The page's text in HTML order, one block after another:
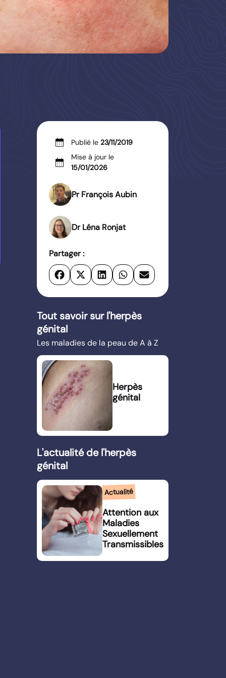
calendar_month Publié le 23/11/2019
calendar_month
Mise à jour le
15/01/2026
Pr François Aubin
Dr Léna Ronjat
Partager :
Tout savoir sur l'herpès
génital
Les maladies de la peau de A à Z
Herpès
génital
L'actualité de l'herpès
génital
Actualité
Attention aux
Maladies
Sexuellement
Transmissibles